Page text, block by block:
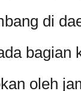
di
bagian
oleh